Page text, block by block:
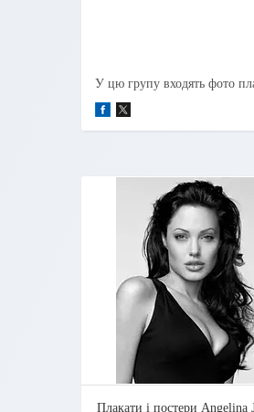
У цю групу входять фото
Плакати і постери Angelina